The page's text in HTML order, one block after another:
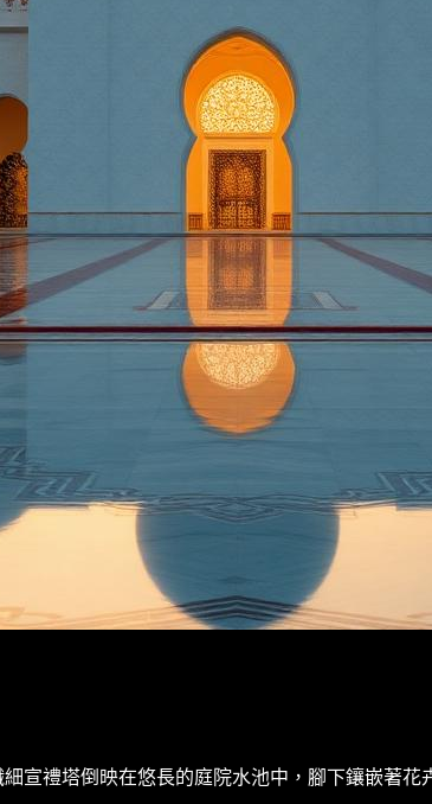
禮塔倒映在悠長的庭院水池中，腳下鑲嵌著花